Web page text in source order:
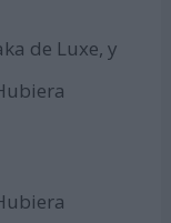
de Luxe, y